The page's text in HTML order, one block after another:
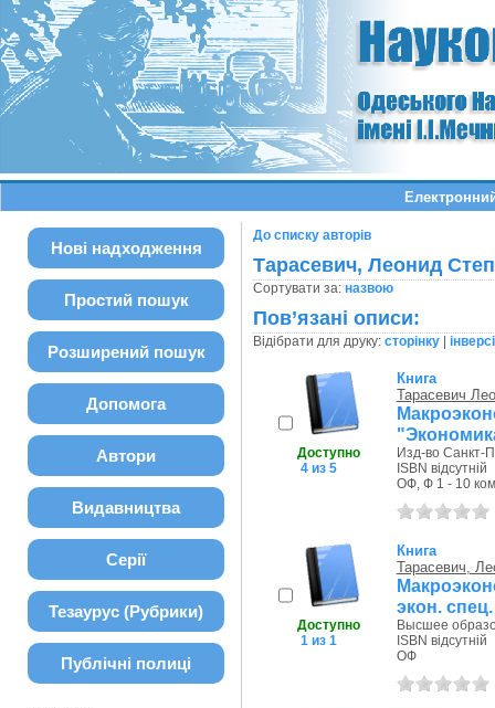
Нові надходження
Простий пошук
Розширений пошук
Допомога
Автори
Видавництва
Серії
Тезаурус (Рубрики)
Публічні полиці
До списку авторів
Тарасевич, Леонид
Сортувати за: назвою
Пов’язані описи:
Відібрати для друку: сторінку|
Доступно
4 из 5
Книга
Тарасевич
Изд-во Санкт-
ISBN відсутній
ОФ, Ф 1 - 10
Доступно
1 из 1
Книга
Тарасевич,
экон. спец.
Высшее
ISBN відсутній
ОФ